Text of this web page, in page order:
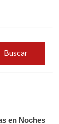
en Noches